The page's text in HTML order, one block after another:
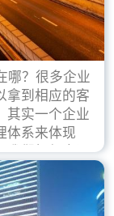
哪？很多企业
拿到相应的客
其实一个企业
体系来体现
我们如何去证
是ISO9001
细说下企业